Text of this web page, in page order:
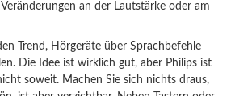
an der Lautstärke oder am
Trend, Hörgeräte über Sprachbefehle
Die Idee ist wirklich gut, aber Philips ist
soweit. Machen Sie sich nichts draus,